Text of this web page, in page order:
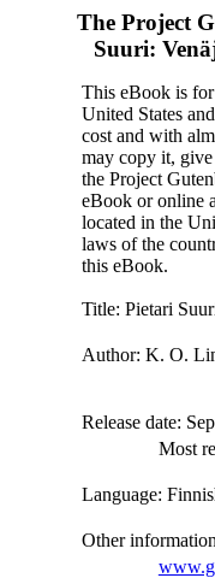
The Project
Suuri:
This eBook is
United States
cost and with
may copy it,
the Project
eBook or online
located in the
laws of the
this eBook.
Title: Pietari
Author: K. O.
Release date:
Most
Language:
Other